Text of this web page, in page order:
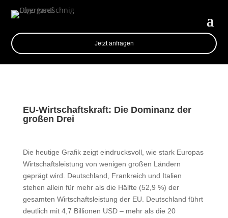
Jetzt anfragen
EU-Wirtschaftskraft: Die Dominanz der
großen Drei
Die heutige Grafik zeigt eindrucksvoll, wie stark Europas
Wirtschaftsleistung von wenigen großen Ländern
geprägt wird. Deutschland, Frankreich und Italien
stehen allein für mehr als die Hälfte (52,9 %) der
gesamten Wirtschaftsleistung der EU. Deutschland führt
deutlich mit 4,7 Billionen USD – mehr als die 20